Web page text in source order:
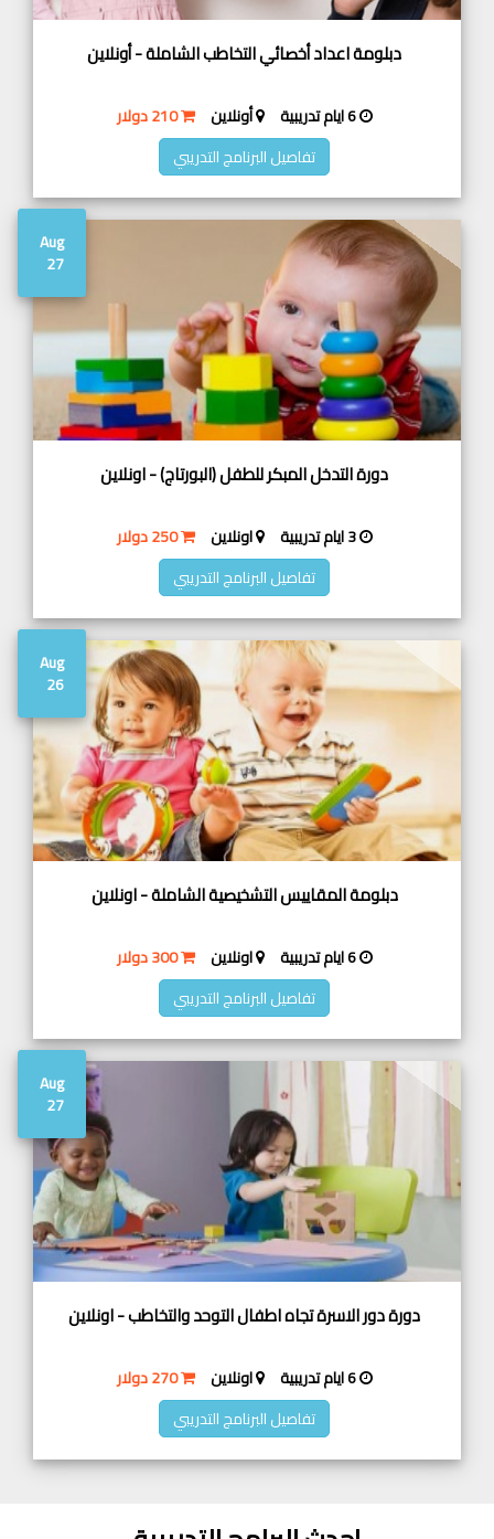
دبلومة اعداد أخصائي التخاطب الشاملة - أونلاين
6 ايام تدريبية أونلاين
210 دولار
تفاصيل البرنامج التدريبي
Aug
27
دورة التدخل المبكر للطفل (البورتاج) - اونلاين
3 ايام تدريبية اونلاين
250 دولار
تفاصيل البرنامج التدريبي
Aug
26
دبلومة المقاييس التشخيصية الشاملة - اونلاين
6 ايام تدريبية اونلاين
300 دولار
تفاصيل البرنامج التدريبي
Aug
27
دورة دور الاسرة تجاه اطفال التوحد والتخاطب - اونلاين
6 ايام تدريبية اونلاين
270 دولار
تفاصيل البرنامج التدريبي